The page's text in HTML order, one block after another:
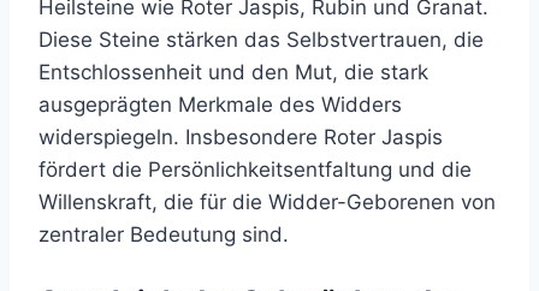
Heilsteine wie Roter Jaspis, Rubin und Granat.
Diese Steine stärken das Selbstvertrauen, die
Entschlossenheit und den Mut, die stark
ausgeprägten Merkmale des Widders
widerspiegeln. Insbesondere Roter Jaspis
fördert die Persönlichkeitsentfaltung und die
Willenskraft, die für die Widder-Geborenen von
zentraler Bedeutung sind.